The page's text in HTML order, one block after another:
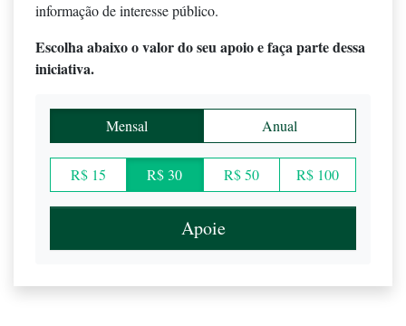
informação de interesse público.
Escolha abaixo o valor do seu apoio e faça parte dessa
iniciativa.
Mensal Anual
R$ 15 R$ 30 R$ 50 R$ 100
Apoie